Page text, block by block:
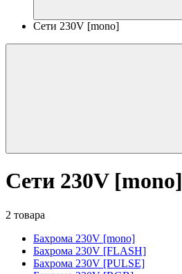
Сети 230V [mono]
Сети 230V [mono]
2 товара
Бахрома 230V [mono]
Бахрома 230V [FLASH]
Бахрома 230V [PULSE]